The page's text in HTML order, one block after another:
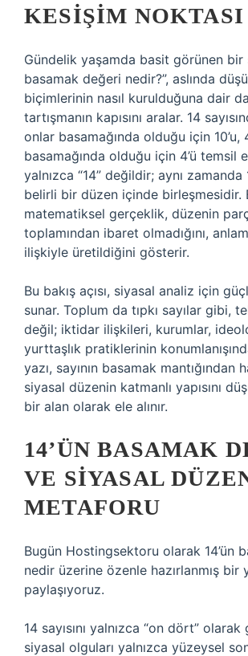
KESIŞIM NOKTASI
Gündelik yaşamda basit görünen bir
basamak değeri nedir?”, aslında
biçimlerinin nasıl kurulduğuna dair
tartışmanın kapısını aralar. 14
onlar basamağında olduğu için 10’u,
basamağında olduğu için 4’ü temsil
yalnızca “14” değildir; aynı zamanda
belirli bir düzen içinde birleşmesidir.
matematiksel gerçeklik, düzenin
toplamından ibaret olmadığını,
ilişkiyle üretildiğini gösterir.
Bu bakış açısı, siyasal analiz için
sunar. Toplum da tıpkı sayılar gibi,
değil; iktidar ilişkileri, kurumlar,
yurttaşlık pratiklerinin
yazı, sayının basamak mantığından
siyasal düzenin katmanlı yapısını
bir alan olarak ele alınır.
14’ÜN BASAMAK
VE SIYASAL
METAFORU
Bugün Hostingsektoru olarak 14’ün
nedir üzerine özenle hazırlanmış bir
paylaşıyoruz.
14 sayısını yalnızca “on dört”
siyasal olguları yalnızca yüzeysel